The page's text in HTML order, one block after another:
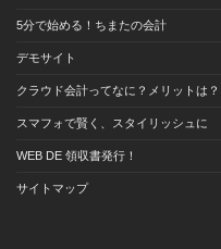
5分で始める！ちまたの会計
デモサイト
クラウド会計ってなに？メリットは？
スマフォで賢く、スタイリッシュに
WEB DE 領収書発行！
サイトマップ